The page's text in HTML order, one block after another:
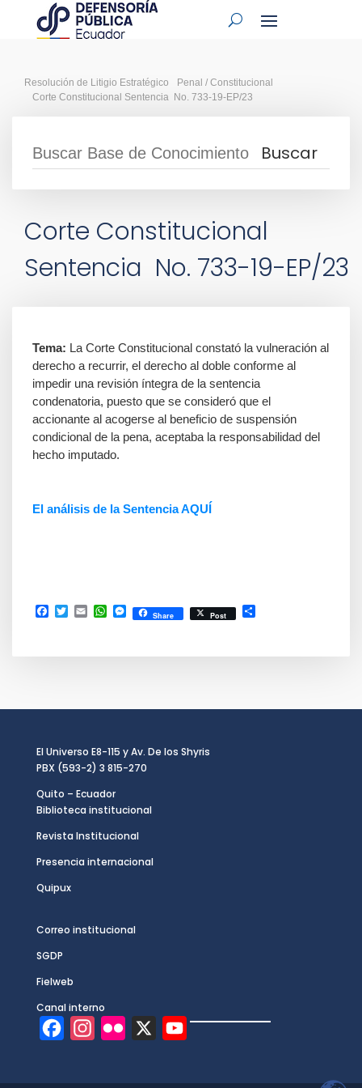
Resolución de Litigio Estratégico
Penal / Constitucional
Corte Constitucional Sentencia No. 733-19-EP/23
Corte Constitucional
Sentencia No. 733-19-EP/23
Tema: La Corte Constitucional constató la vulneración al
derecho a recurrir, el derecho al doble conforme al
impedir una revisión íntegra de la sentencia
condenatoria, puesto que se consideró que el
accionante al acogerse al beneficio de suspensión
condicional de la pena, aceptaba la responsabilidad del
hecho imputado.
El análisis de la Sentencia AQUÍ
Facebook
TwitterEmailWhatsApp
Messenger
Share Post
El Universo E8-115 y Av. De los Shyris
PBX (593-2) 3 815-270
Quito – Ecuador
Biblioteca institucional
Revista Institucional
Presencia internacional
Quipux
Correo institucional
SGDP
Fielweb
Canal interno
Y